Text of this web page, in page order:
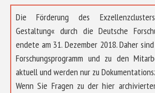
Die Förderung des
Gestaltung« durch die Deutsche
endete am 31. Dezember 2018. Daher
Forschungsprogramm und zu den
aktuell und werden nur zu
Wenn Sie Fragen zu der hier